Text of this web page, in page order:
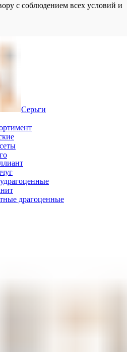
с соблюдением всех условий и
Серьги
драгоценные